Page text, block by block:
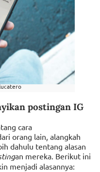
postingan IG
cara
orang lain, alangkah
dahulu tentang alasan
an mereka. Berikut ini
menjadi alasannya: